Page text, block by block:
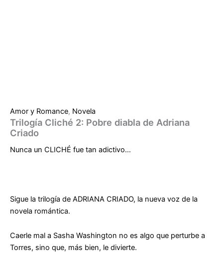
Amor y Romance, Novela
Trilogía Cliché 2: Pobre diabla de Adriana
Criado
Nunca un CLICHÉ fue tan adictivo…
Sigue la trilogía de ADRIANA CRIADO, la nueva voz de la
novela romántica.
Caerle mal a Sasha Washington no es algo que perturbe a
Torres, sino que, más bien, le divierte.